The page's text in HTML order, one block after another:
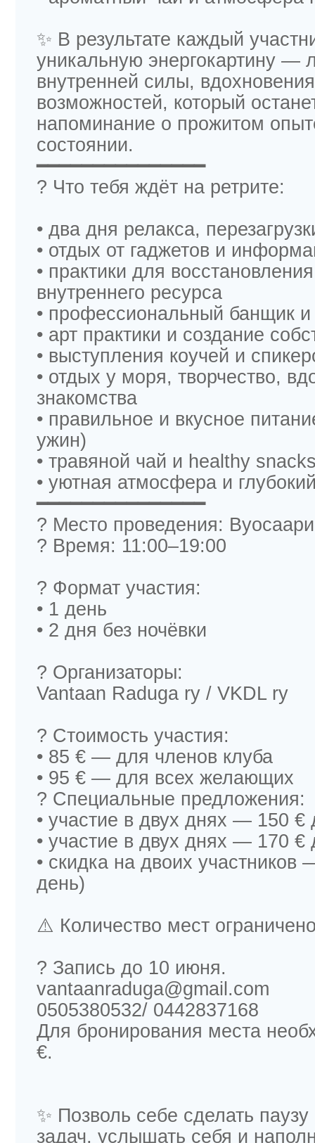
✨ В результате каждый
уникальную энергокартину —
внутренней силы,
возможностей, который
напоминание о прожитом
состоянии.
━━━━━━━━━━━━━━━
? Что тебя ждёт на ретрите:
• два дня релакса,
• отдых от гаджетов и
• практики для
внутреннего ресурса
• профессиональный банщик
• арт практики и создание
• выступления коучей и
• отдых у моря, творчество,
знакомства
• правильное и вкусное
ужин)
• травяной чай и healthy
• уютная атмосфера и
━━━━━━━━━━━━━━━
? Место проведения:
? Время: 11:00–19:00
? Формат участия:
• 1 день
• 2 дня без ночёвки
? Организаторы:
Vantaan Raduga ry / VKDL ry
? Стоимость участия:
• 85 € — для членов клуба
• 95 € — для всех желающих
? Специальные предложения:
• участие в двух днях — 150 €
• участие в двух днях — 170
• скидка на двоих
день)
⚠️ Количество мест
? Запись до 10 июня.
vantaanraduga@gmail.com
0505380532/ 0442837168
Для бронирования места
€.
✨ Позволь себе сделать
задач, услышать себя и